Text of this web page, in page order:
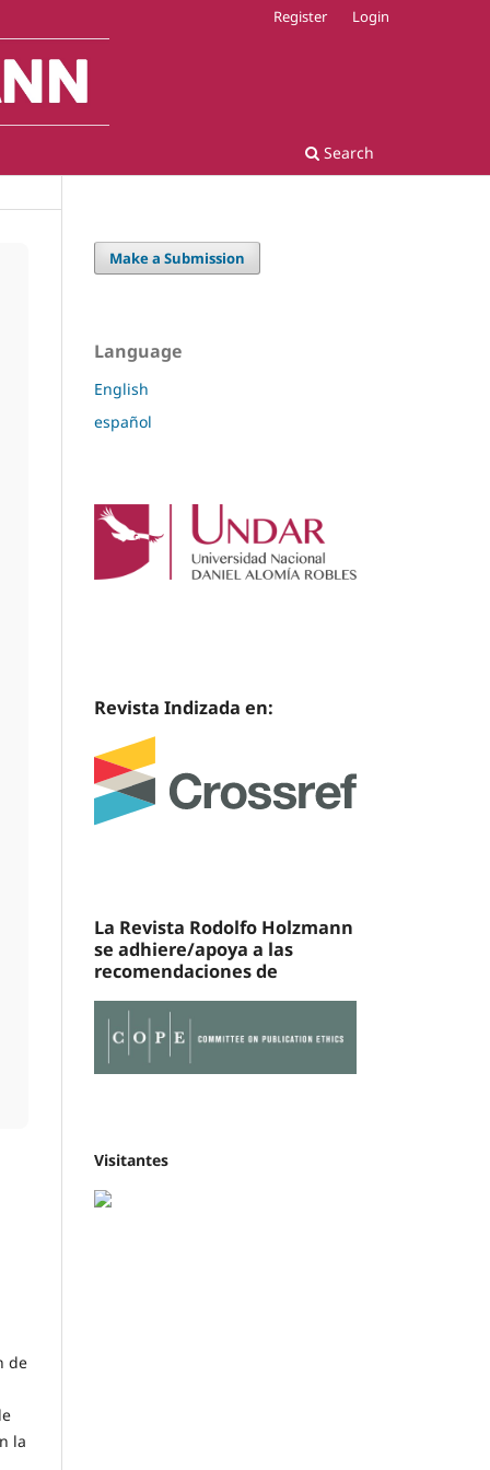
Search
Register Login
de
la
Make a Submission
Language
English
español
Revista Indizada en:
La Revista Rodolfo Holzmann
se adhiere/apoya a las
recomendaciones de
Visitantes